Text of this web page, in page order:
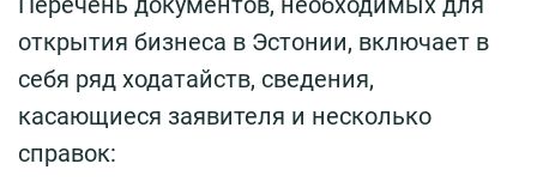
открытия бизнеса в Эстонии, включает в
себя ряд ходатайств, сведения,
касающиеся заявителя и несколько
справок: